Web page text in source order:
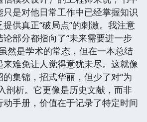
是对他日常工作中已经掌握知识
供真正“破局点”的刺激。我注意
部分都指向了“未来需要进一步
然是学术的常态，但在一本总结
难免让人觉得意犹未尽。这就像
集锦，招式华丽，但少了对“为
剖析。它更像是历史文献，而非
手册，价值在于记录了特定时间